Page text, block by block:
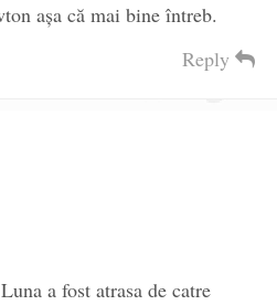
așa că mai bine întreb.
Reply
a fost atrasa de catre